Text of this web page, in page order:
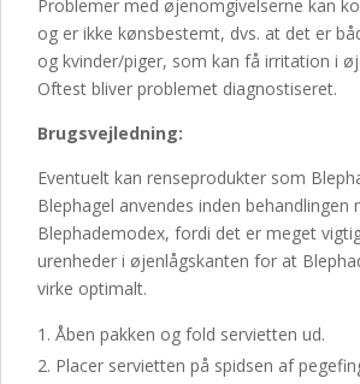
Problemer med øjenomgivelserne kan
og er ikke kønsbestemt, dvs. at det er
og kvinder/piger, som kan få irritation i
Oftest bliver problemet diagnostiseret.
Brugsvejledning:
Eventuelt kan renseprodukter som
Blephagel anvendes inden behandlingen
Blephademodex, fordi det er meget
urenheder i øjenlågskanten for at
virke optimalt.
Åben pakken og fold servietten ud.
Placer servietten på spidsen af